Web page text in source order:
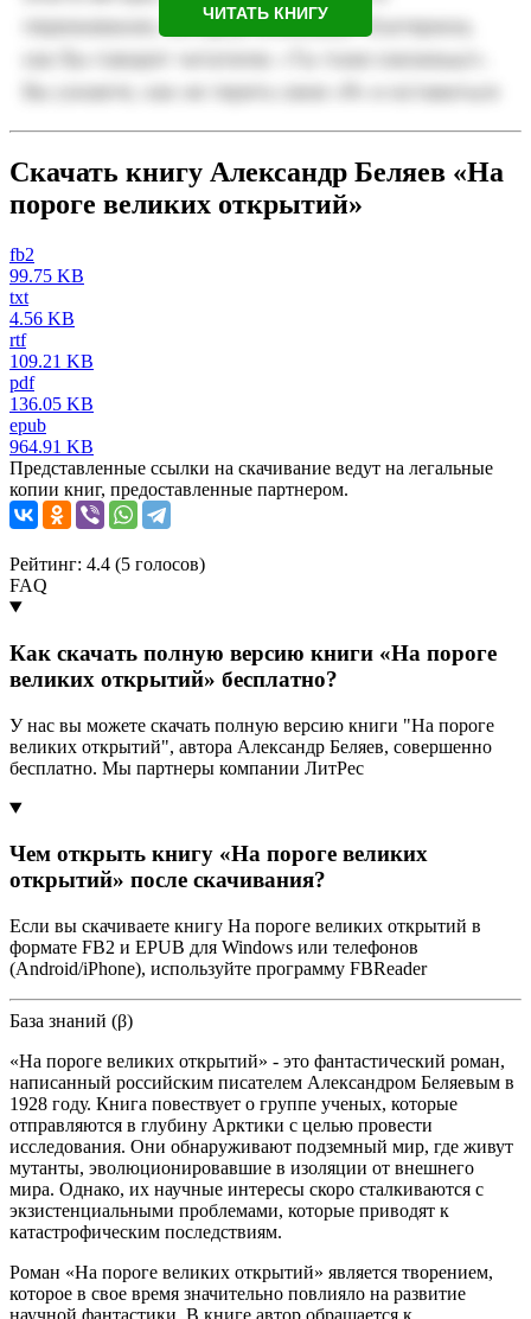
ЧИТАТЬ КНИГУ
Скачать книгу Александр Беляев «На
пороге великих открытий»
fb2
99.75 KB
txt
4.56 KB
rtf
109.21 KB
pdf
136.05 KB
epub
964.91 KB
Представленные ссылки на скачивание ведут на легальные
копии книг, предоставленные партнером.
Рейтинг: 4.4 (5 голосов)
FAQ
Как скачать полную версию книги «На пороге
великих открытий» бесплатно?
У нас вы можете скачать полную версию книги "На пороге
великих открытий", автора Александр Беляев, совершенно
бесплатно. Мы партнеры компании ЛитРес
Чем открыть книгу «На пороге великих
открытий» после скачивания?
Если вы скачиваете книгу На пороге великих открытий в
формате FB2 и EPUB для Windows или телефонов
(Android/iPhone), используйте программу FBReader
База знаний (β)
«На пороге великих открытий» - это фантастический роман,
написанный российским писателем Александром Беляевым в
1928 году. Книга повествует о группе ученых, которые
отправляются в глубину Арктики с целью провести
исследования. Они обнаруживают подземный мир, где живут
мутанты, эволюционировавшие в изоляции от внешнего
мира. Однако, их научные интересы скоро сталкиваются с
экзистенциальными проблемами, которые приводят к
катастрофическим последствиям.
Роман «На пороге великих открытий» является творением,
которое в свое время значительно повлияло на развитие
научной фантастики. В книге автор обращается к